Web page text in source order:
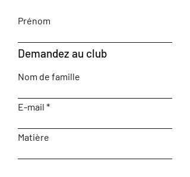
Prénom
Demandez au club
Nom de famille
E-mail
Matière